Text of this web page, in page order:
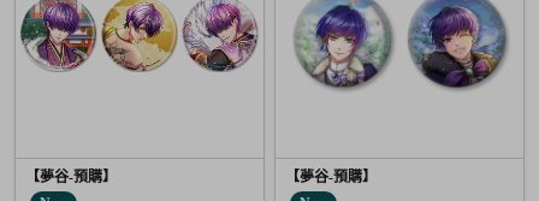
【夢谷-預購】
【夢谷-預購】